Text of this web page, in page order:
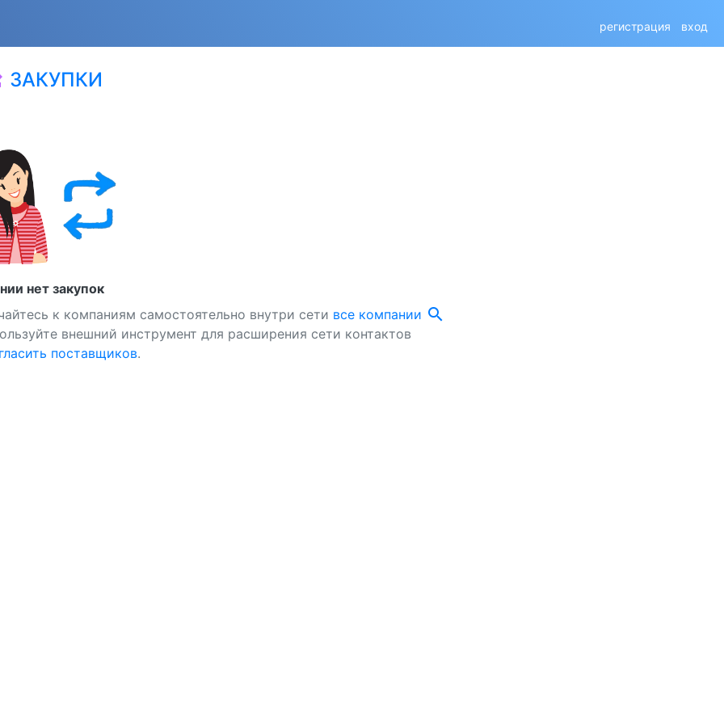
регистрация вход
ЗАКУПКИ
нет закупок
к компаниям самостоятельно внутри сети все компании search
внешний инструмент для расширения сети контактов
поставщиков.